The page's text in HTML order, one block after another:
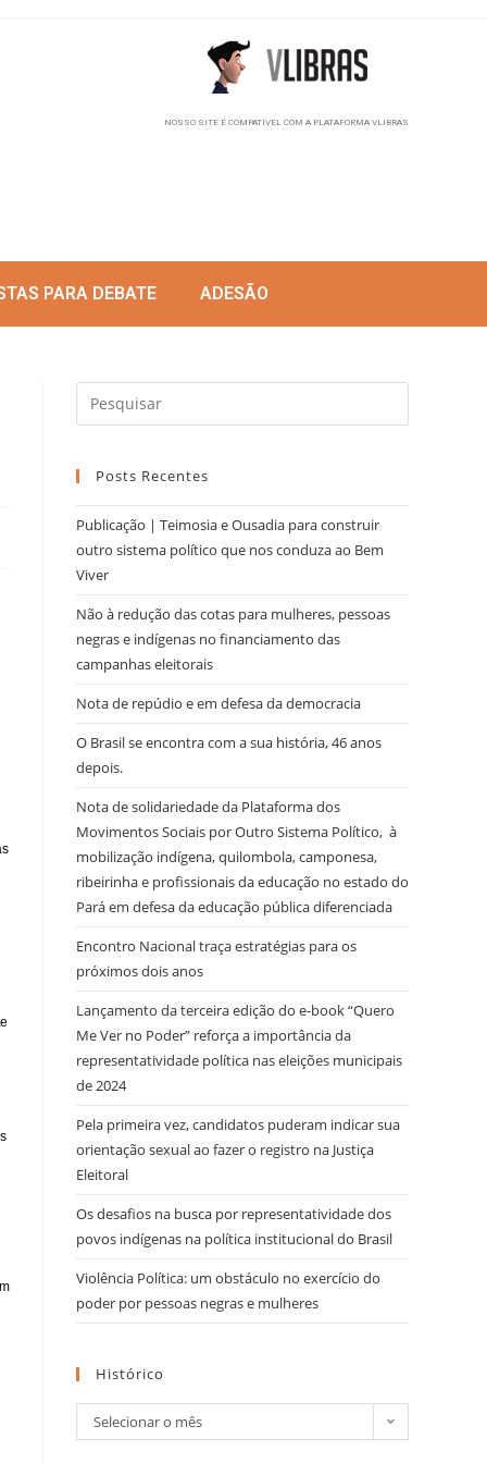
NOSSO SITE É COMPATÍVEL COM A PLATAFORMA VLIBRAS
PARA DEBATE ADESÃO
Posts Recentes
Publicação | Teimosia e Ousadia para construir
outro sistema político que nos conduza ao Bem
Viver
Não à redução das cotas para mulheres, pessoas
negras e indígenas no financiamento das
campanhas eleitorais
Nota de repúdio e em defesa da democracia
O Brasil se encontra com a sua história, 46 anos
depois.
Nota de solidariedade da Plataforma dos
Movimentos Sociais por Outro Sistema Político, à
mobilização indígena, quilombola, camponesa,
ribeirinha e profissionais da educação no estado do
Pará em defesa da educação pública diferenciada
Encontro Nacional traça estratégias para os
próximos dois anos
Lançamento da terceira edição do e-book “Quero
Me Ver no Poder” reforça a importância da
representatividade política nas eleições municipais
de 2024
Pela primeira vez, candidatos puderam indicar sua
orientação sexual ao fazer o registro na Justiça
Eleitoral
Os desafios na busca por representatividade dos
povos indígenas na política institucional do Brasil
Violência Política: um obstáculo no exercício do
poder por pessoas negras e mulheres
Histórico
Selecionar o mês